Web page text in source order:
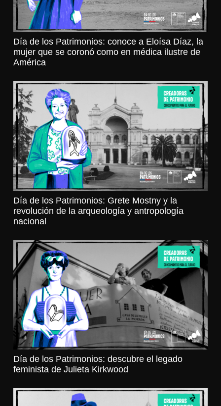
Día de los Patrimonios: conoce a Eloísa Díaz, la
mujer que se coronó como en médica ilustre de
América
Día de los Patrimonios: Grete Mostny y la
revolución de la arqueología y antropología
nacional
Día de los Patrimonios: descubre el legado
feminista de Julieta Kirkwood